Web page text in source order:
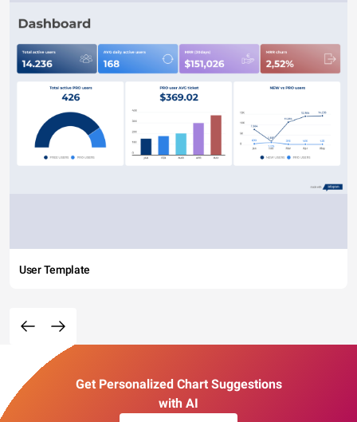
User Template
Get Personalized Chart Suggestions
with AI